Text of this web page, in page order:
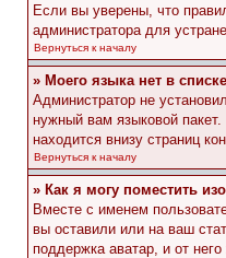
Если вы уверены, что
администратора для
Вернуться к началу
» Моего языка нет в
Администратор не
нужный вам языковой
находится внизу страниц
Вернуться к началу
» Как я могу поместить
Вместе с именем
вы оставили или на ваш
поддержка аватар, и от